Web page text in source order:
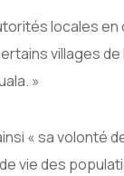
locales
villages de
»
« sa volonté
vie des